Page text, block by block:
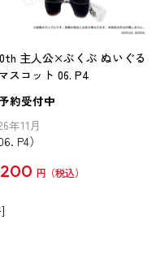
主人公×ぶくぶ ぬいぐる
スコット 06. P4
約受付中
年11月
P4）
円